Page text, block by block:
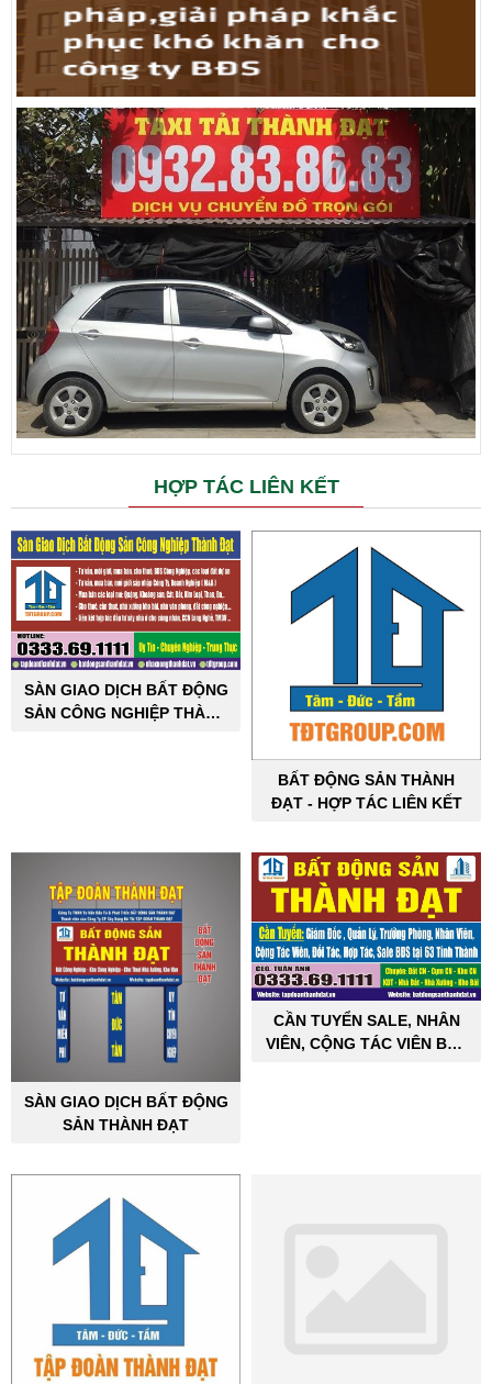
HỢP TÁC LIÊN KẾT
SÀN GIAO DỊCH BẤT ĐỘNG
SẢN CÔNG NGHIỆP THÀNH
BẤT ĐỘNG SẢN THÀNH
ĐẠT - HỢP TÁC LIÊN KẾT
SÀN GIAO DỊCH BẤT ĐỘNG
SẢN THÀNH ĐẠT
CẦN TUYỂN SALE, NHÂN
VIÊN, CỘNG TÁC VIÊN BẤT